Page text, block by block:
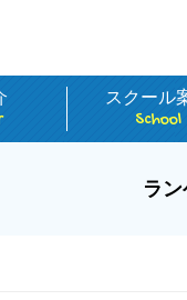
スクール
School
ラ